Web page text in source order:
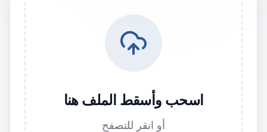
اسحب وأسقط الملف هنا
أو انقر للتصفح